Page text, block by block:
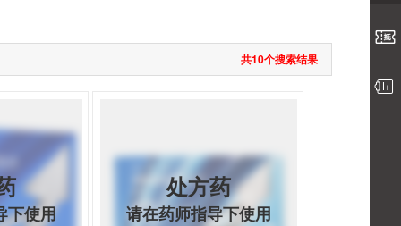
共10个搜索结果
下使用
处方药
请在药师指导下使用